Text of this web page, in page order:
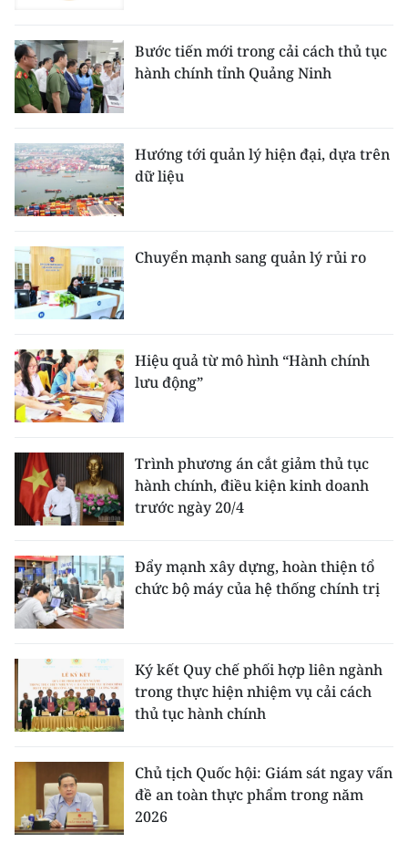
TIN ĐỊA PHƯƠNG
Trung du và miền núi phía Bắc
Đồng bằng sông Hồng
Bắc Trung Bộ
Nguyên
Đông Nam Bộ
Đồng bằng sông Cửu Long
Chuyên trang Hà Nội
Chuyên trang TP. Hồ Chí Minh
CHUYÊN ĐỀ
CÁC CHUYÊN TRANG
VỀ BÁO NHÂN DÂN
THỜI NAY
NHÂN DÂN HẰNG THÁNG
MUA BÁO
ĐỌC BÁO IN
ENGLISH
Bước tiến mới trong cải cách thủ tục
hành chính tỉnh Quảng Ninh
Hướng tới quản lý hiện đại, dựa trên
dữ liệu
Chuyển mạnh sang quản lý rủi ro
Hiệu quả từ mô hình “Hành chính
lưu động”
Trình phương án cắt giảm thủ tục
hành chính, điều kiện kinh doanh
trước ngày 20/4
Đẩy mạnh xây dựng, hoàn thiện tổ
chức bộ máy của hệ thống chính trị
Ký kết Quy chế phối hợp liên ngành
trong thực hiện nhiệm vụ cải cách
thủ tục hành chính
Chủ tịch Quốc hội: Giám sát ngay vấn
đề an toàn thực phẩm trong năm
2026